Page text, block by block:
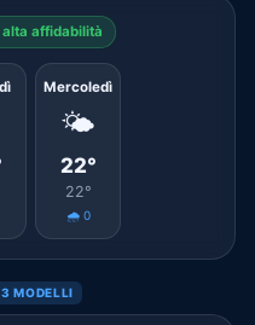
affidabilità
Mercoledì
🌤️
22°
22°
🌧️ 0
3 MODELLI